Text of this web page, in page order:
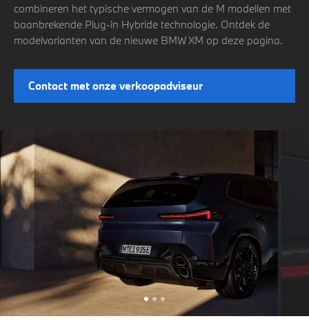
combineren het typische vermogen van de M modellen met
baanbrekende Plug-in Hybride technologie. Ontdek de
modelvarianten van de nieuwe BMW XM op deze pagina.
Contact met onze verkoopadviseur